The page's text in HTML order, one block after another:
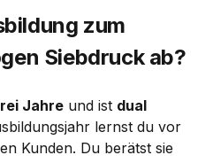
zum
Siebdruck ab?
Jahre und ist dual
lernst du vor
Kunden. Du berätst sie